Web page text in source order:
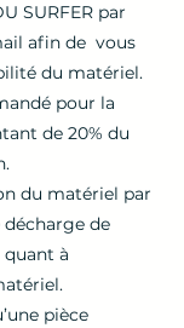
SURFER par
afin de vous
du matériel.
pour la
de 20% du
du matériel par
décharge de
à
pièce